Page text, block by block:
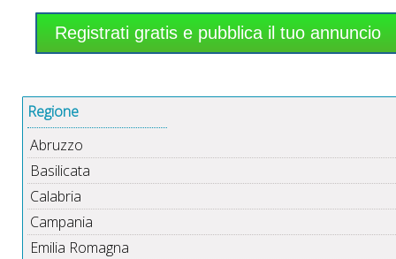
Registrati gratis e pubblica il tuo annuncio
Regione
Abruzzo
Basilicata
Calabria
Campania
Emilia Romagna